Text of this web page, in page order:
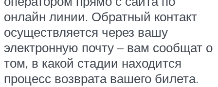
онлайн линии. Обратный контакт
осуществляется через вашу
электронную почту – вам сообщат о
том, в какой стадии находится
процесс возврата вашего билета.